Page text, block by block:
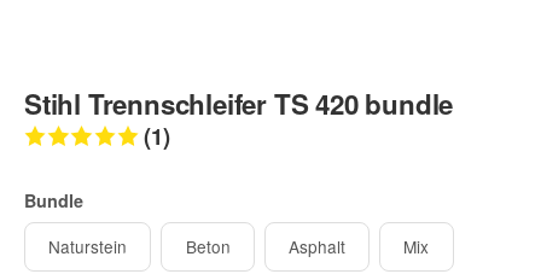
Stihl Trennschleifer TS 420 bundle
(1)
Bundle
Naturstein
Beton Asphalt Mix